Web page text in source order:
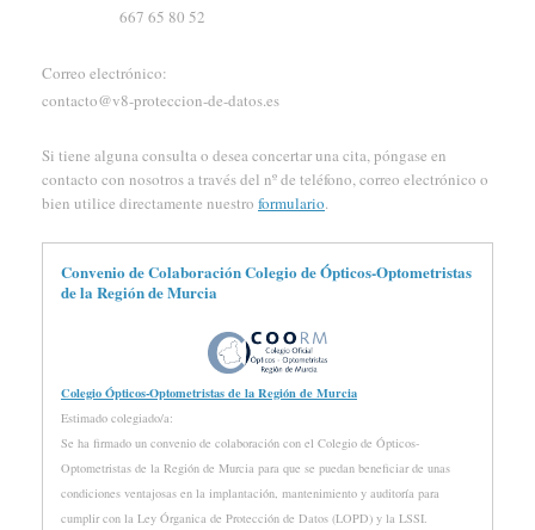
667 65 80 52
Correo electrónico:
contacto@v8-proteccion-de-datos.es
Si tiene alguna consulta o desea concertar una cita, póngase en
contacto con nosotros a través del nº de teléfono, correo electrónico o
bien utilice directamente nuestro formulario.
Convenio de Colaboración Colegio de Ópticos-Optometristas
de la Región de Murcia
Colegio Ópticos-Optometristas de la Región de Murcia
Estimado colegiado/a:
Se ha firmado un convenio de colaboración con el Colegio de Ópticos-
Optometristas de la Región de Murcia para que se puedan beneficiar de unas
condiciones ventajosas en la implantación, mantenimiento y auditoría para
cumplir con la Ley Órganica de Protección de Datos (LOPD) y la LSSI.